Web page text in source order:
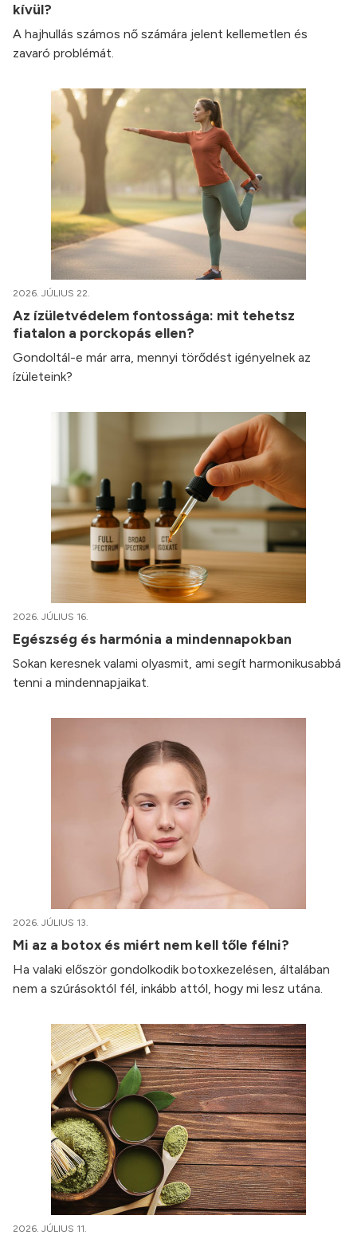
kívül?
A hajhullás számos nő számára jelent kellemetlen és
zavaró problémát.
2026. JÚLIUS 22.
Az ízületvédelem fontossága: mit tehetsz
fiatalon a porckopás ellen?
Gondoltál-e már arra, mennyi törődést igényelnek az
ízületeink?
2026. JÚLIUS 16.
Egészség és harmónia a mindennapokban
Sokan keresnek valami olyasmit, ami segít harmonikusabbá
tenni a mindennapjaikat.
2026. JÚLIUS 13.
Mi az a botox és miért nem kell tőle félni?
Ha valaki először gondolkodik botoxkezelésen, általában
nem a szúrásoktól fél, inkább attól, hogy mi lesz utána.
2026. JÚLIUS 11.